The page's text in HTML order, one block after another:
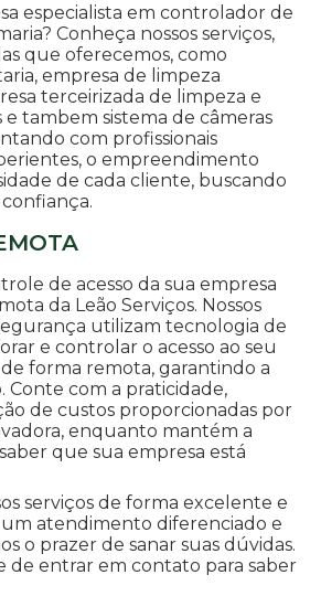
especialista em controlador de
Conheça nossos serviços,
que oferecemos, como
empresa de limpeza
terceirizada de limpeza e
tambem sistema de câmeras
com profissionais
o empreendimento
de cada cliente, buscando
confiança.
de acesso da sua empresa
da Leão Serviços. Nossos
utilizam tecnologia de
e controlar o acesso ao seu
forma remota, garantindo a
Conte com a praticidade,
de custos proporcionadas por
enquanto mantém a
que sua empresa está
serviços de forma excelente e
atendimento diferenciado e
o prazer de sanar suas dúvidas.
de entrar em contato para saber